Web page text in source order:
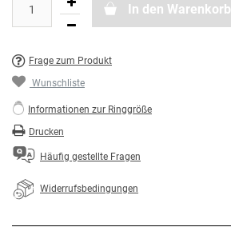
In den Warenkorb
Frage zum Produkt
Wunschliste
Informationen zur Ringgröße
Drucken
Häufig gestellte Fragen
Widerrufsbedingungen